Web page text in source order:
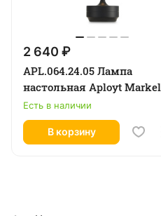
2 640 ₽
APL.064.24.05 Лампа
настольная Aployt Markel
Есть в наличии
В корзину